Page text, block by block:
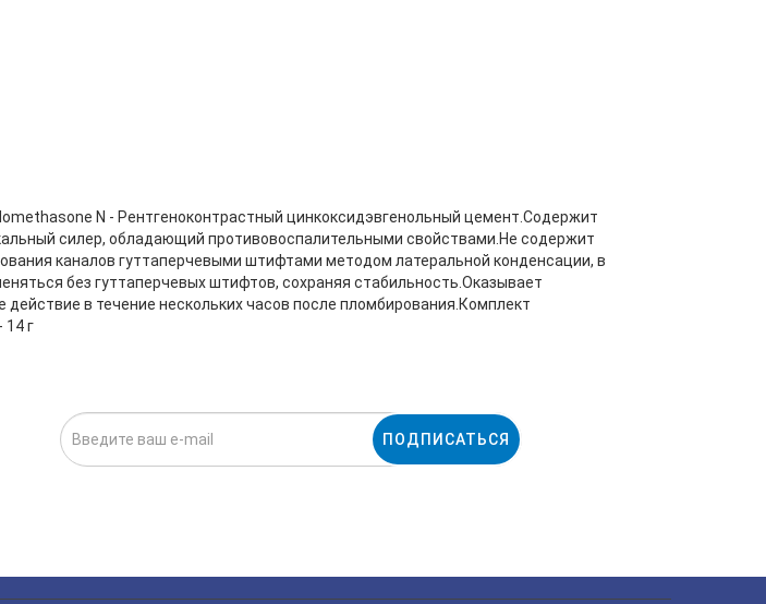
N - Рентгеноконтрастный цинкоксидэвгенольный цемент.Содержит
силер, обладающий противовоспалительными свойствами.Не содержит
каналов гуттаперчевыми штифтами методом латеральной конденсации, в
без гуттаперчевых штифтов, сохраняя стабильность.Оказывает
в течение нескольких часов после пломбирования.Комплект
14 г
ПОДПИСАТЬСЯ